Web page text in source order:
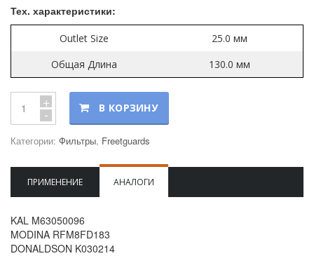
Тех. характеристики:
Outlet Size
25.0 мм
Общая Длина
130.0 мм
+
- В КОРЗИНУ
Категории: Фильтры, Freetguards
ПРИМЕНЕНИЕ АНАЛОГИ
KAL M63050096
MODINA RFM8FD183
DONALDSON K030214